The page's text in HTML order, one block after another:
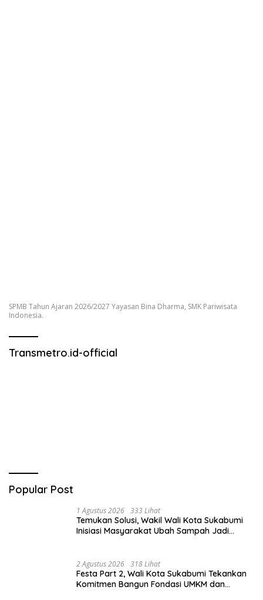
SPMB Tahun Ajaran 2026/2027 Yayasan Bina Dharma, SMK Pariwisata
Indonesia.
Transmetro.id-official
Popular Post
1 Agustus 2026 333 Lihat
Temukan Solusi, Wakil Wali Kota Sukabumi
Inisiasi Masyarakat Ubah Sampah Jadi
2 Agustus 2026 318 Lihat
Festa Part 2, Wali Kota Sukabumi Tekankan
Komitmen Bangun Fondasi UMKM dan